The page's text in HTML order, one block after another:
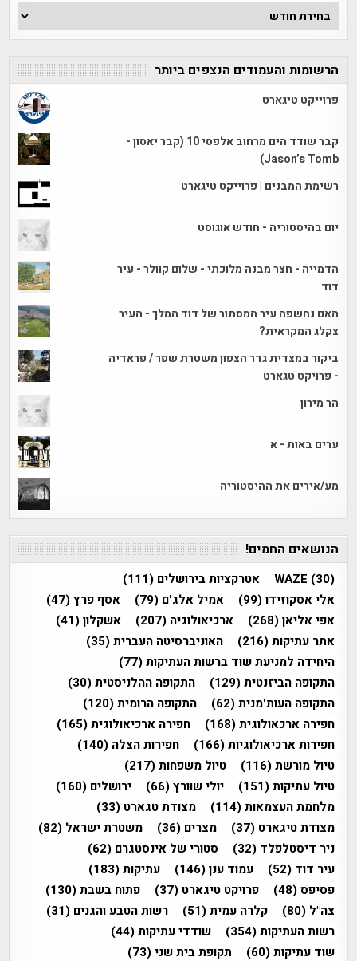
ארכיון
הכתבות
הרשומות והעמודים הנצפים ביותר
פרוייקט טיגארט
קבר שודד הים מרחוב אלפסי 10 (קבר יאסון -
Jason’s Tomb)
רשימת המבנים | פרוייקט טיגארט
יום בהיסטוריה - חודש אוגוסט
הדמייה - חצר מבנה מלוכתי - שלום קוולר - עיר
דוד
האם נחשפה עיר המסתור של דוד המלך - העיר
צקלג המקראית?
ביקור במצדית גדר הצפון משטרת שפר / פראדיה
- פרויקט טגארט
הר מירון
ערים באות - א
מע/אירים את ההיסטוריה
הנושאים החמים!
WAZE (30) אטרקציות בירושלים (111)
אלי אסקוזידו(99) אמיל אלג'ם (79) אסף פרץ(47)
אפי אליאן(268) ארכיאולוגיה (207) אשקלון(41)
אתר עתיקות(216) האוניברסיטה העברית(35)
היחידה למניעת שוד ברשות העתיקות(77)
התקופה הביזנטית(129) התקופה ההלניסטית(30)
התקופה העות'מנית(62) התקופה הרומית(120)
חפירה ארכאולוגית(168) חפירה ארכיאולוגית(165)
חפירות ארכיאולוגיות(166) חפירות הצלה (140)
טיול מורשת(116) טיול משפחות(217)
טיול עתיקות(151) יולי שוורץ(66) ירושלים (160)
מלחמת העצמאות(114) מצודת טגארט (33)
מצודת טיגארט (37) מצרים (36) משטרת ישראל (82)
ניר דיסטלפלד (32) סטורי של אינסטגרם (62)
עיר דוד (52) עמוד ענן(146) עתיקות(183)
פסיפס(48) פרויקט טיגארט (37) פתוח בשבת(130)
צה"ל (80) קלרה עמית(51) רשות הטבע והגנים (31)
רשות העתיקות(354) שודדי עתיקות(44)
שוד עתיקות(60) תקופת בית שני(73)